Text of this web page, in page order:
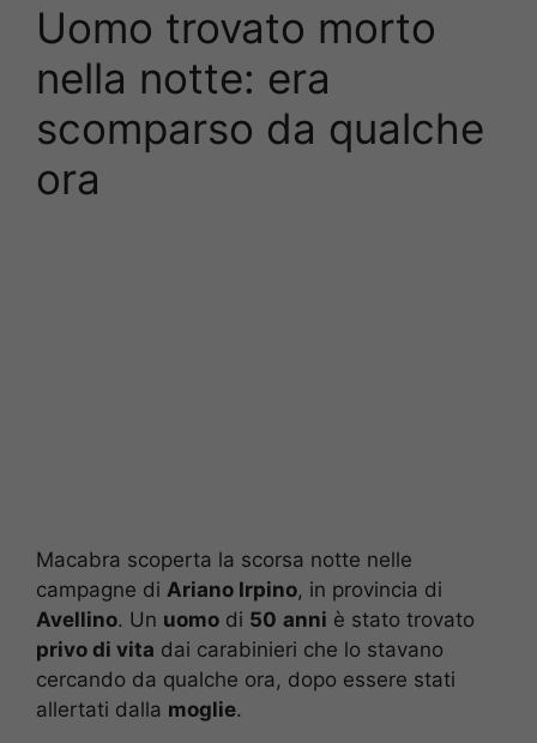
Uomo trovato morto
nella notte: era
scomparso da qualche
ora
Macabra scoperta la scorsa notte nelle
campagne di Ariano Irpino, in provincia di
Avellino. Un uomo di 50 anni è stato trovato
privo di vita dai carabinieri che lo stavano
cercando da qualche ora, dopo essere stati
allertati dalla moglie.